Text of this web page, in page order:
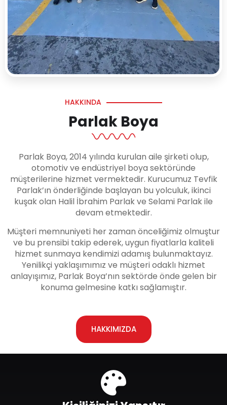
HAKKINDA
Parlak Boya
Parlak Boya, 2014 yılında kurulan aile şirketi olup,
otomotiv ve endüstriyel boya sektöründe
müşterilerine hizmet vermektedir. Kurucumuz Tevfik
Parlak’ın önderliğinde başlayan bu yolculuk, ikinci
kuşak olan Halil İbrahim Parlak ve Selami Parlak ile
devam etmektedir.
Müşteri memnuniyeti her zaman önceliğimiz olmuştur
ve bu prensibi takip ederek, uygun fiyatlarla kaliteli
hizmet sunmaya kendimizi adamış bulunmaktayız.
Yenilikçi yaklaşımımız ve müşteri odaklı hizmet
anlayışımız, Parlak Boya’nın sektörde önde gelen bir
konuma gelmesine katkı sağlamıştır.
HAKKIMIZDA